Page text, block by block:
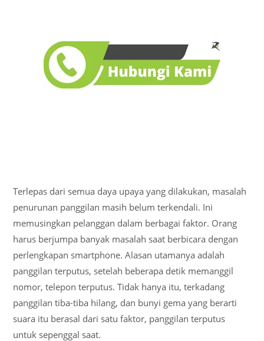
Terlepas dari semua daya upaya yang dilakukan, masalah
penurunan panggilan masih belum terkendali. Ini
memusingkan pelanggan dalam berbagai faktor. Orang
harus berjumpa banyak masalah saat berbicara dengan
perlengkapan smartphone. Alasan utamanya adalah
panggilan terputus, setelah beberapa detik memanggil
nomor, telepon terputus. Tidak hanya itu, terkadang
panggilan tiba-tiba hilang, dan bunyi gema yang berarti
suara itu berasal dari satu faktor, panggilan terputus
untuk sepenggal saat.